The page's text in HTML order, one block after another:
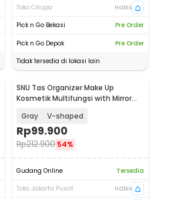
Toko Cikupa
Habis
Pick n Go Bekasi
Pre Order
Pick n Go Depok
Pre Order
Tidak tersedia di lokasi lain
SNU Tas Organizer Make Up
Kosmetik Multifungsi with Mirror
Gray V-shaped
Rp99.900
Rp212.900 54%
Gudang Online
Tersedia
Toko Jakarta Pusat
Habis